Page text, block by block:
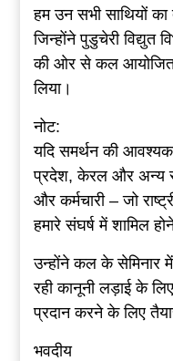
हम उन सभी साथियों
जिन्होंने पुडुचेरी विद्युत
की ओर से कल आयोजित
लिया।
नोट:
यदि समर्थन की
प्रदेश, केरल और अन्य
और कर्मचारी – जो
हमारे संघर्ष में शामिल
उन्होंने कल के सेमिनार
रही कानूनी लड़ाई के
प्रदान करने के लिए
भवदीय